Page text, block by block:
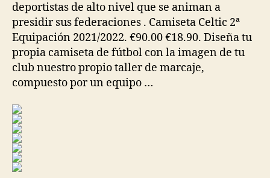
deportistas de alto nivel que se animan a
presidir sus federaciones . Camiseta Celtic 2ª
Equipación 2021/2022. €90.00 €18.90. Diseña tu
propia camiseta de fútbol con la imagen de tu
club nuestro propio taller de marcaje,
compuesto por un equipo …